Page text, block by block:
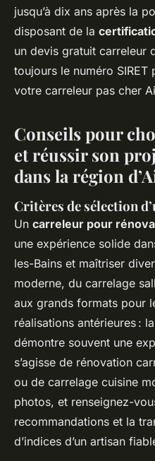
jusqu’à dix ans après la
disposant de la
un devis gratuit carreleur
toujours le numéro
votre carreleur pas cher
Conseils pour
et réussir son
dans la région
Critères de sélection
Un carreleur pour
une expérience solide
les-Bains et maîtriser
moderne, du carrelage
aux grands formats pour
réalisations antérieures :
démontre souvent une
s’agisse de rénovation
ou de carrelage cuisine
photos, et renseignez-
recommandations et la
d’indices d’un artisan